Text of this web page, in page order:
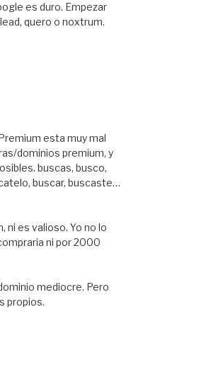
es duro. Empezar
quero o noxtrum.
esta muy mal
dominios premium, y
buscas, busco,
buscar, buscaste…
ni es valioso. Yo no lo
ni por 2000
mediocre. Pero
propios.